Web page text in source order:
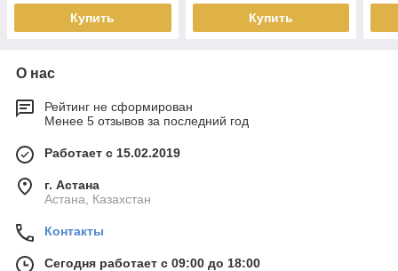
Купить Купить
О нас
Рейтинг не сформирован
Менее 5 отзывов за последний год
Работает с 15.02.2019
г. Астана
Астана, Казахстан
Контакты
Сегодня работает с 09:00 до 18:00